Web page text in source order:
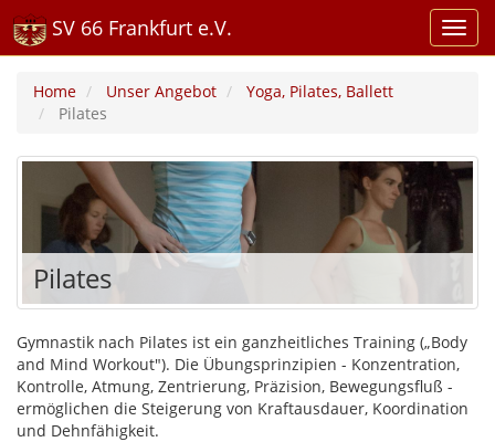
SV 66 Frankfurt e.V.
Home Unser Angebot
Yoga, Pilates, Ballett
Pilates
Pilates
Gymnastik nach Pilates ist ein ganzheitliches Training („Body
and Mind Workout"). Die Übungsprinzipien - Konzentration,
Kontrolle, Atmung, Zentrierung, Präzision, Bewegungsfluß -
ermöglichen die Steigerung von Kraftausdauer, Koordination
und Dehnfähigkeit.